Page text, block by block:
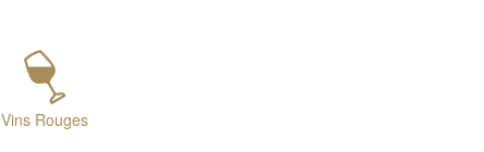
Vins Rouges